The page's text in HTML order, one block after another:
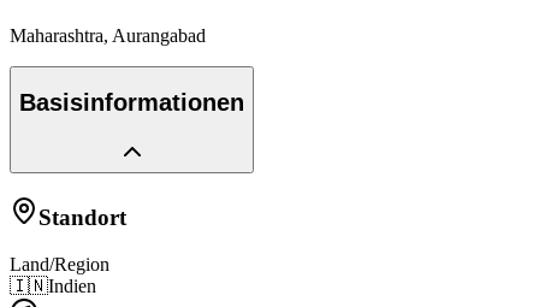
Maharashtra, Aurangabad
Basisinformationen
Standort
Land/Region
🇮🇳Indien